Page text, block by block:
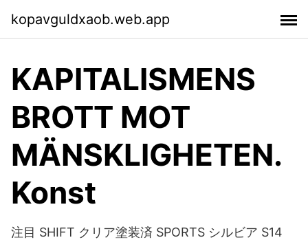
kopavguldxaob.web.app
KAPITALISMENS
BROTT MOT
MÄNSKLIGHETEN.
Konst
注目 SHIFT クリア塗装済 SPORTS シルビア S14